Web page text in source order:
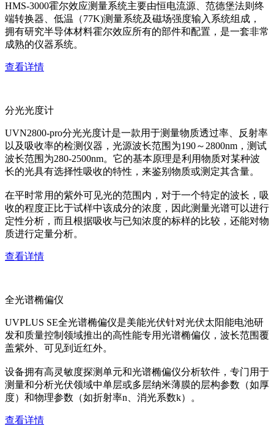
HMS-3000霍尔效应测量系统主要由恒电流源、范德堡法则终
端转换器、低温（77K)测量系统及磁场强度输入系统组成，
拥有研究半导体材料霍尔效应所有的部件和配置，是一套非常
成熟的仪器系统。
查看详情
分光光度计
UVN2800-pro分光光度计是一款用于测量物质透过率、反射率
以及吸收率的检测仪器，光源波长范围为190～2800nm，测试
波长范围为280-2500nm。它的基本原理是利用物质对某种波
长的光具有选择性吸收的特性，来鉴别物质或测定其含量。
在平时常用的紫外可见光的范围内，对于一个特定的波长，吸
收的程度正比于试样中该成分的浓度，因此测量光谱可以进行
定性分析，而且根据吸收与已知浓度的标样的比较，还能对物
质进行定量分析。
查看详情
全光谱椭偏仪
UVPLUS SE全光谱椭偏仪是美能光伏针对光伏太阳能电池研
发和质量控制领域推出的高性能专用光谱椭偏仪，波长范围覆
盖紫外、可见到近红外。
设备拥有高灵敏度探测单元和光谱椭偏仪分析软件，专门用于
测量和分析光伏领域中单层或多层纳米薄膜的层构参数（如厚
度）和物理参数（如折射率n、消光系数k）。
查看详情